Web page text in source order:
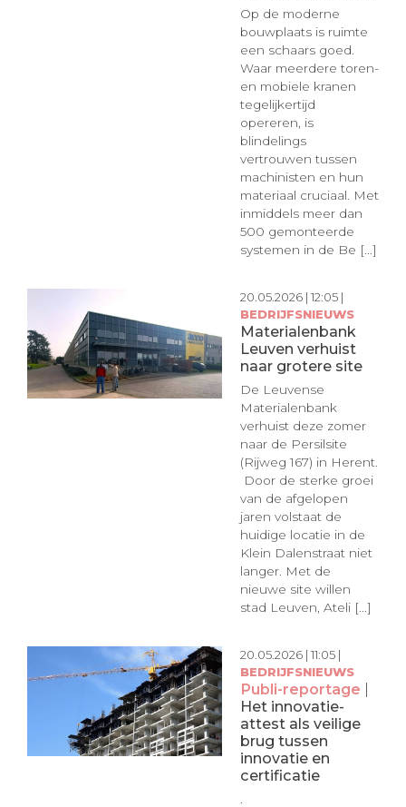
Op de moderne
bouwplaats is ruimte
een schaars goed.
Waar meerdere toren-
en mobiele kranen
tegelijkertijd
opereren, is
blindelings
vertrouwen tussen
machinisten en hun
materiaal cruciaal. Met
inmiddels meer dan
500 gemonteerde
systemen in de Be [...]
20.05.2026 | 12:05 |
BEDRIJFSNIEUWS
Materialenbank
Leuven verhuist
naar grotere site
De Leuvense
Materialenbank
verhuist deze zomer
naar de Persilsite
(Rijweg 167) in Herent.
​ Door de sterke groei
van de afgelopen
jaren volstaat de
huidige locatie in de
Klein Dalenstraat niet
langer. Met de
nieuwe site willen
stad Leuven, Ateli [...]
20.05.2026 | 11:05 |
BEDRIJFSNIEUWS
Publi-reportage |
Het innovatie-
attest als veilige
brug tussen
innovatie en
certificatie
.